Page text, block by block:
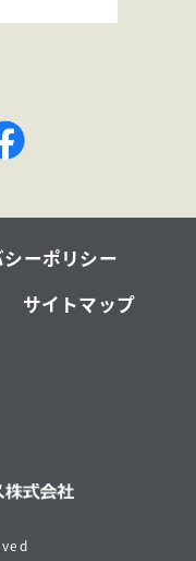
ーポリシー
サイトマップ